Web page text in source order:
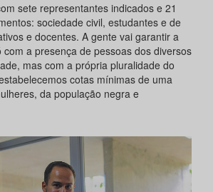
sete representantes indicados e 21
sociedade civil, estudantes e de
e docentes. A gente vai garantir a
a presença de pessoas dos diversos
mas com a própria pluralidade do
cotas mínimas de uma
da população negra e